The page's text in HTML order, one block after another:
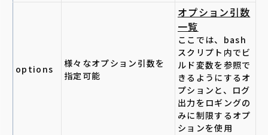
options
様々なオプション引数を
指定可能
オプション引数
一覧
ここでは、bash
スクリプト内でビ
ルド変数を参照で
きるようにするオ
プションと、ログ
出力をロギングの
みに制限するオプ
ションを使用